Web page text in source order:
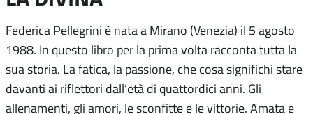
Federica Pellegrini è nata a Mirano (Venezia) il 5 agosto
1988. In questo libro per la prima volta racconta tutta la
sua storia. La fatica, la passione, che cosa significhi stare
davanti ai riflettori dall’età di quattordici anni. Gli
allenamenti, gli amori, le sconfitte e le vittorie. Amata e